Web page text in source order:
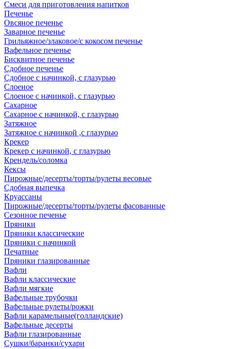
Смеси для приготовления напитков
Печенье
Овсяное печенье
Заварное печенье
Грильяжное/злаковое/с кокосом печенье
Вафельное печенье
Бисквитное печенье
Сдобное печенье
Сдобное с начинкой, с глазурью
Слоеное
Слоеное с начинкой, с глазурью
Сахарное
Сахарное с начинкой, с глазурью
Затяжное
Затяжное с начинкой ,с глазурью
Крекер
Крекер с начинкой, с глазурью
Крендель/соломка
Кексы
Пирожные/десерты/торты/рулеты весовые
Сдобная выпечка
Круассаны
Пирожные/десерты/торты/рулеты фасованные
Сезонное печенье
Пряники
Пряники классические
Пряники с начинкой
Печатные
Пряники глазированные
Вафли
Вафли классические
Вафли мягкие
Вафельные трубочки
Вафельные рулеты/рожки
Вафли карамельные(голландские)
Вафельные десерты
Вафли глазированные
Сушки/баранки/сухари